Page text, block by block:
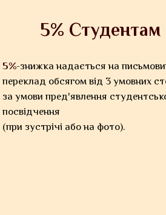
5% Студентам
5%-знижка надається на
переклад обсягом від 3 умовних
за умови пред'явлення
посвідчення
(при зустрічі або на фото).